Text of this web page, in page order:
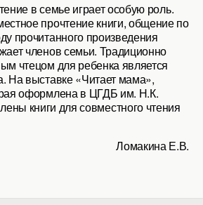
в семье играет особую роль.
прочтение книги, общение по
прочитанного произведения
членов семьи. Традиционно
чтецом для ребенка является
На выставке «Читает мама»,
оформлена в ЦГДБ им. Н.К.
книги для совместного чтения
Ломакина Е.В.